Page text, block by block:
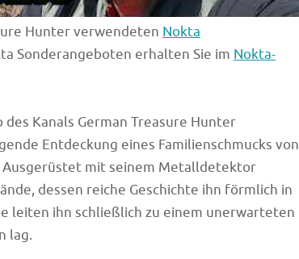
Hunter verwendeten Nokta
Sonderangeboten erhalten Sie im Nokta-
Kanals German Treasure Hunter
Entdeckung eines Familienschmucks von
mit seinem Metalldetektor
dessen reiche Geschichte ihn förmlich in
leiten ihn schließlich zu einem unerwarteten
lag.